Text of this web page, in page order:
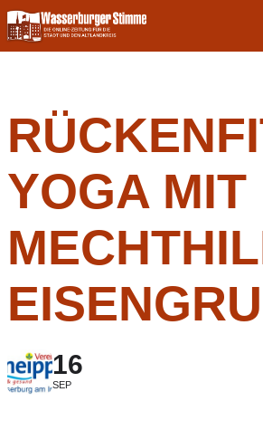
Skip
to
content
YOGA MIT
16
SEP